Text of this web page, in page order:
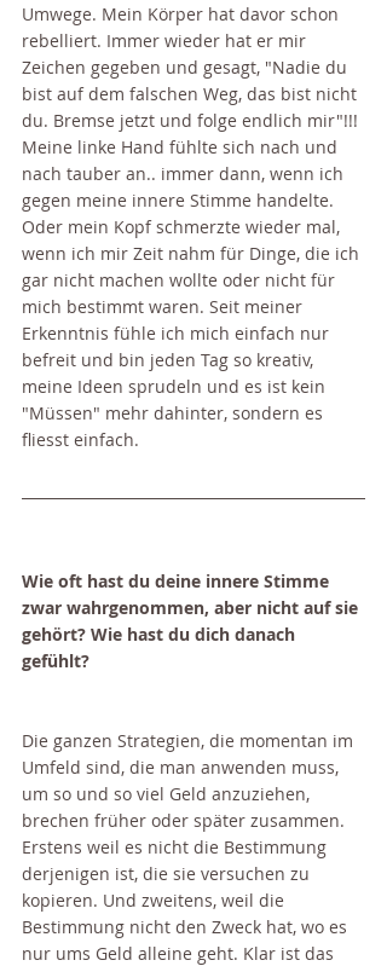
Umwege. Mein Körper hat davor schon
rebelliert. Immer wieder hat er mir
Zeichen gegeben und gesagt, "Nadie du
bist auf dem falschen Weg, das bist nicht
du. Bremse jetzt und folge endlich mir"!!!
Meine linke Hand fühlte sich nach und
nach tauber an.. immer dann, wenn ich
gegen meine innere Stimme handelte.
Oder mein Kopf schmerzte wieder mal,
wenn ich mir Zeit nahm für Dinge, die ich
gar nicht machen wollte oder nicht für
mich bestimmt waren. Seit meiner
Erkenntnis fühle ich mich einfach nur
befreit und bin jeden Tag so kreativ,
meine Ideen sprudeln und es ist kein
"Müssen" mehr dahinter, sondern es
fliesst einfach.
Wie oft hast du deine innere Stimme
zwar wahrgenommen, aber nicht auf sie
gehört? Wie hast du dich danach
gefühlt?
Die ganzen Strategien, die momentan im
Umfeld sind, die man anwenden muss,
um so und so viel Geld anzuziehen,
brechen früher oder später zusammen.
Erstens weil es nicht die Bestimmung
derjenigen ist, die sie versuchen zu
kopieren. Und zweitens, weil die
Bestimmung nicht den Zweck hat, wo es
nur ums Geld alleine geht. Klar ist das